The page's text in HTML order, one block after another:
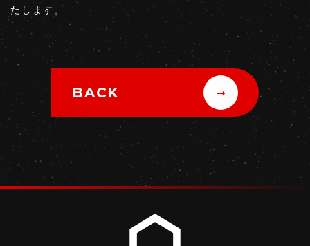
たします。
BACK